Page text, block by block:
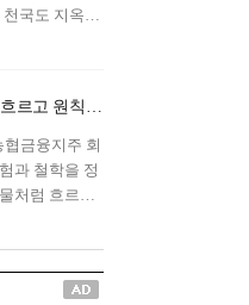
국도 지옥도
드해 온 김경
용의 고문이
』을 내놓았
'모든 희망을
시각을 제시
[신간] 물처럼 흐르고 원칙으로 서다…김용환의 통찰을 담다
협금융지주 회
과 철학을 정
처럼 흐르고
한국 금융의
중요한 역할
영인으로서 큰